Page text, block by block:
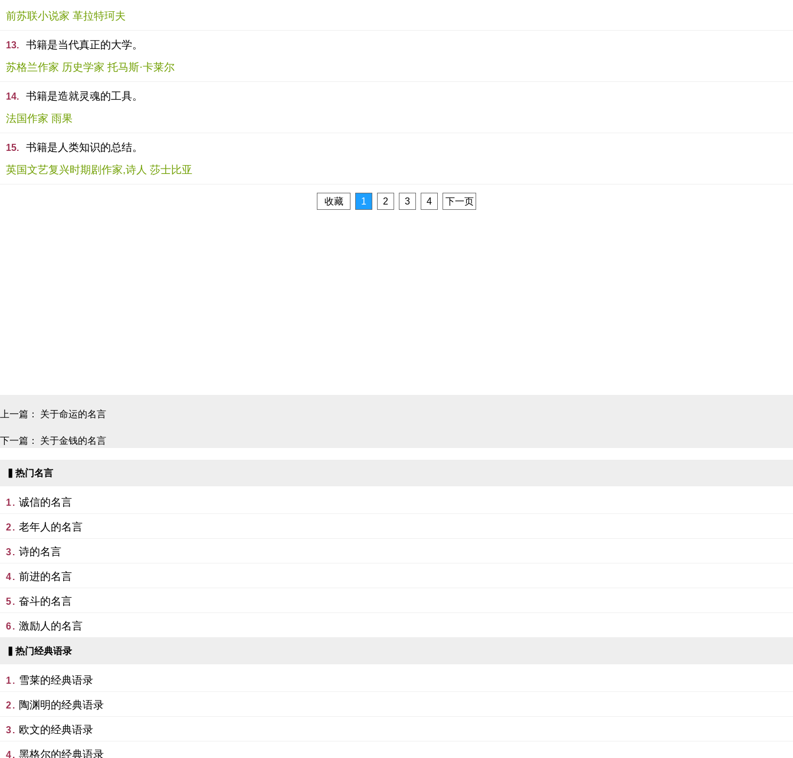
前苏联小说家 革拉特珂夫
13.
书籍是当代真正的大学。
苏格兰作家 历史学家 托马斯·卡莱尔
14.
书籍是造就灵魂的工具。
法国作家 雨果
15.
书籍是人类知识的总结。
英国文艺复兴时期剧作家,诗人 莎士比亚
收藏 1 2 3 4 下一页
上一篇： 关于命运的名言
下一篇： 关于金钱的名言
▍热门名言
1. 诚信的名言
2. 老年人的名言
3. 诗的名言
4. 前进的名言
5. 奋斗的名言
6. 激励人的名言
▍热门经典语录
1. 雪莱的经典语录
2. 陶渊明的经典语录
3. 欧文的经典语录
4. 黑格尔的经典语录